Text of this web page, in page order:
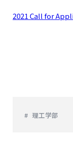
2021 Call for
理工学部